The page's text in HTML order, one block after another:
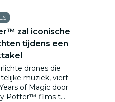
zal iconische
tijdens een
drones die
muziek, viert
of Magic door
Potter™-films t...